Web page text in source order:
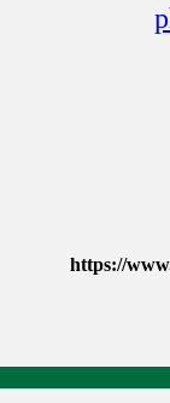
https://